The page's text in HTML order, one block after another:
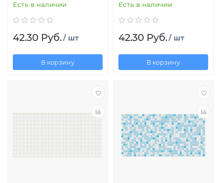
Есть в наличии
42.30 Руб./ шт
В корзину
Есть в наличии
42.30 Руб./ шт
В корзину